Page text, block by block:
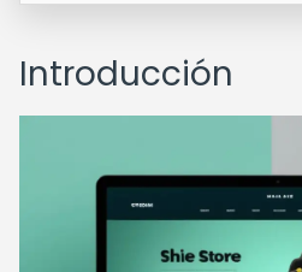
Introducción